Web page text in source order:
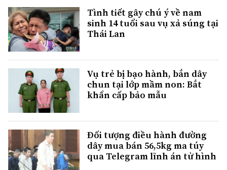
Tình tiết gây chú ý về nam
sinh 14 tuổi sau vụ xả súng tại
Thái Lan
Vụ trẻ bị bạo hành, bắn dây
chun tại lớp mầm non: Bắt
khẩn cấp bảo mẫu
Đối tượng điều hành đường
dây mua bán 56,5kg ma túy
qua Telegram lĩnh án tử hình